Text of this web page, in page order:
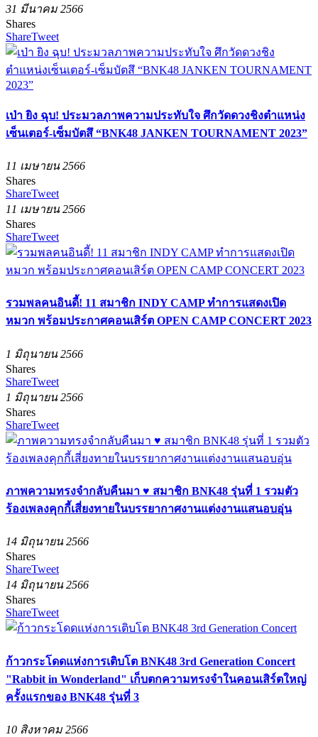
31 มีนาคม 2566
Shares
ShareTweet
เป่า ยิง ฉุบ! ประมวลภาพความประทับใจ ศึกวัดดวงชิงตำแหน่ง
เซ็นเตอร์-เซ็มบัตสึ “BNK48 JANKEN TOURNAMENT 2023”
11 เมษายน 2566
Shares
ShareTweet
11 เมษายน 2566
Shares
ShareTweet
รวมพลคนอินดี้! 11 สมาชิก INDY CAMP ทำการแสดงเปิด
หมวก พร้อมประกาศคอนเสิร์ต OPEN CAMP CONCERT 2023
1 มิถุนายน 2566
Shares
ShareTweet
1 มิถุนายน 2566
Shares
ShareTweet
ภาพความทรงจำกลับคืนมา ♥ สมาชิก BNK48 รุ่นที่ 1 รวมตัว
ร้องเพลงคุกกี้เสี่ยงทายในบรรยากาศงานแต่งงานแสนอบอุ่น
14 มิถุนายน 2566
Shares
ShareTweet
14 มิถุนายน 2566
Shares
ShareTweet
ก้าวกระโดดแห่งการเติบโต BNK48 3rd Generation Concert
"Rabbit in Wonderland" เก็บตกความทรงจำในคอนเสิร์ตใหญ่
ครั้งแรกของ BNK48 รุ่นที่ 3
10 สิงหาคม 2566